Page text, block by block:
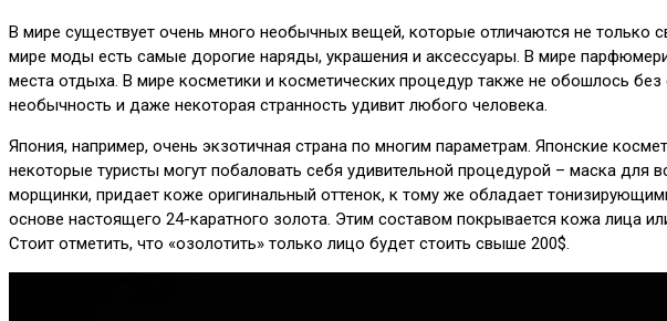
В мире существует очень много необычных вещей, которые отличаются не только
мире моды есть самые дорогие наряды, украшения и аксессуары. В мире
места отдыха. В мире косметики и косметических процедур также не обошлось
необычность и даже некоторая странность удивит любого человека.
Япония, например, очень экзотичная страна по многим параметрам. Японские
некоторые туристы могут побаловать себя удивительной процедурой – маска для
морщинки, придает коже оригинальный оттенок, к тому же обладает
основе настоящего 24-каратного золота. Этим составом покрывается кожа лица
Стоит отметить, что «озолотить» только лицо будет стоить свыше 200$.